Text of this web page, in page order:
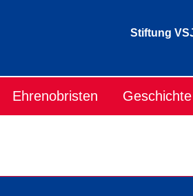
Stiftung
Ehrenobristen Geschichte